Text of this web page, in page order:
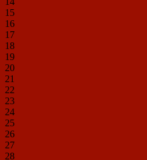
15
16
17
18
19
20
21
22
23
24
25
26
27
28